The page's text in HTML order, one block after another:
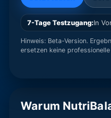
7-Tage Testzugang:In
Hinweis: Beta-Version.
ersetzen keine
Warum